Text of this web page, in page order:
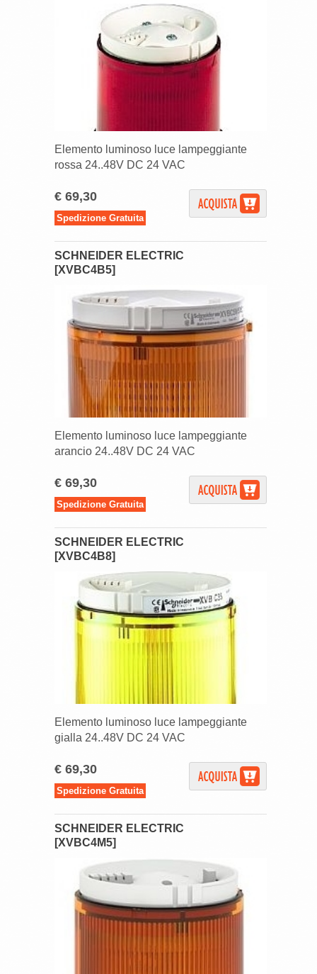
Elemento luminoso luce lampeggiante
rossa 24..48V DC 24 VAC
€ 69,30
Spedizione Gratuita
SCHNEIDER ELECTRIC
[XVBC4B5]
Elemento luminoso luce lampeggiante
arancio 24..48V DC 24 VAC
€ 69,30
Spedizione Gratuita
SCHNEIDER ELECTRIC
[XVBC4B8]
Elemento luminoso luce lampeggiante
gialla 24..48V DC 24 VAC
€ 69,30
Spedizione Gratuita
SCHNEIDER ELECTRIC
[XVBC4M5]